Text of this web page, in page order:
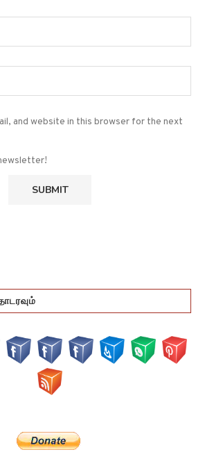
and website in this browser for the next